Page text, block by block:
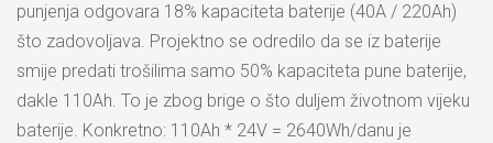
punjenja odgovara 18% kapaciteta baterije (40A / 220Ah)
što zadovoljava. Projektno se odredilo da se iz baterije
smije predati trošilima samo 50% kapaciteta pune baterije,
dakle 110Ah. To je zbog brige o što duljem životnom vijeku
baterije. Konkretno: 110Ah * 24V = 2640Wh/danu je